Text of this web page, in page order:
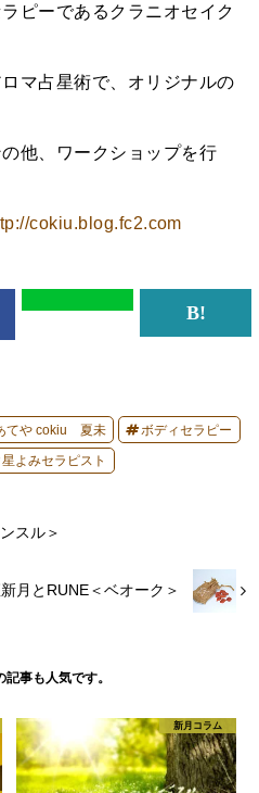
ピーであるクラニオセイク
マ占星術で、オリジナルの
他、ワークショップを行
cokiu.blog.fc2.com
てや cokiu 夏未 ボディセラピー
星よみセラピスト
スル＞
月とRUNE＜ベオーク＞
記事も人気です。
新月コラム